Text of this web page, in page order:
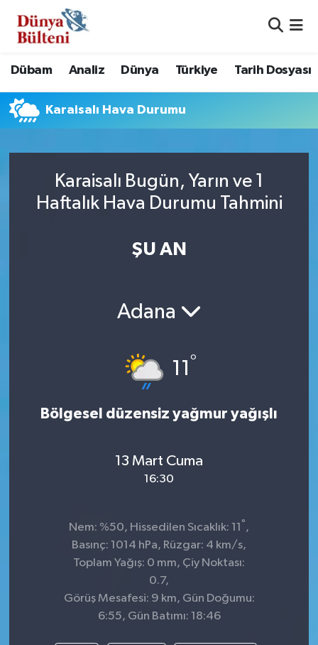
Dübam Analiz Dünya Türkiye Tarih Dosyası
Karaisalı Hava Durumu
Karaisalı Bugün, Yarın ve 1
Haftalık Hava Durumu Tahmini
ŞU AN
Adana
11 °
Bölgesel düzensiz yağmur yağışlı
13 Mart Cuma
16:30
Nem: %50, Hissedilen Sıcaklık: 11 ° ,
Basınç: 1014 hPa, Rüzgar: 4 km/s,
Toplam Yağış: 0 mm, Çiy Noktası:
0.7,
Görüş Mesafesi: 9 km, Gün Doğumu:
6:55, Gün Batımı: 18:46
Hava Durumu
Namaz Vakitleri
Süper Lig Puan Durumu ve Fikstür